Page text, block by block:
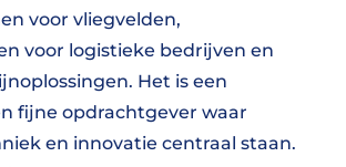
voor vliegvelden,
voor logistieke bedrijven en
Het is een
fijne opdrachtgever waar
en innovatie centraal staan.